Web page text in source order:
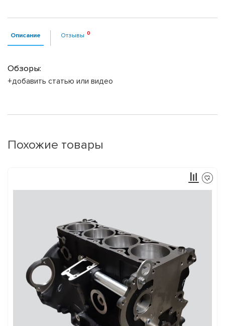
Описание Отзывы
Обзоры:
+добавить статью или видео
Похожие товары